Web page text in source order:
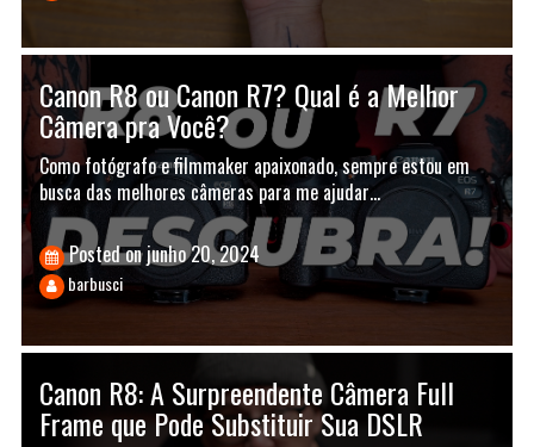
Canon R8 ou Canon R7? Qual é a Melhor
Câmera pra Você?
Como fotógrafo e filmmaker apaixonado, sempre estou em
busca das melhores câmeras para me ajudar…
Posted onjunho 20, 2024
barbusci
Canon R8: A Surpreendente Câmera Full
Frame que Pode Substituir Sua DSLR